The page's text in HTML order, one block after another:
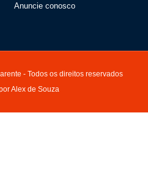
Anuncie conosco
- Todos os direitos reservados
Alex de Souza